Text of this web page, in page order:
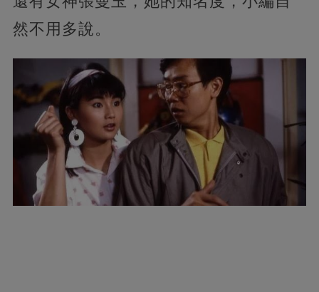
然不用多說。